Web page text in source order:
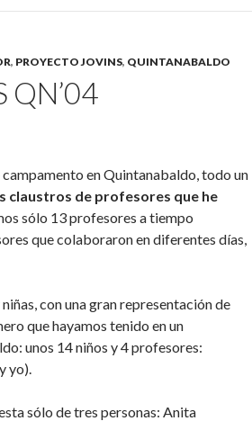
, PROYECTO JOVINS, QUINTANABALDO
QN’04
en Quintanabaldo, todo un
claustros de profesores que he
sólo 13 profesores a tiempo
que colaboraron en diferentes días,
con una gran representación de
que hayamos tenido en un
unos 14 niños y 4 profesores:
yo).
sólo de tres personas: Anita